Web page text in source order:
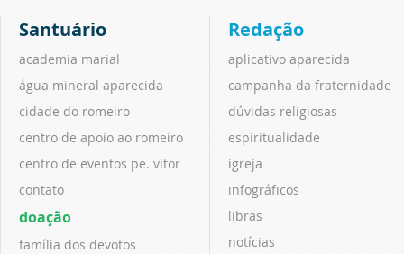
Santuário
academia marial
água mineral aparecida
cidade do romeiro
centro de apoio ao romeiro
centro de eventos pe. vitor
contato
doação
família dos devotos
Redação
aplicativo aparecida
campanha da fraternidade
dúvidas religiosas
espiritualidade
igreja
infográficos
libras
notícias